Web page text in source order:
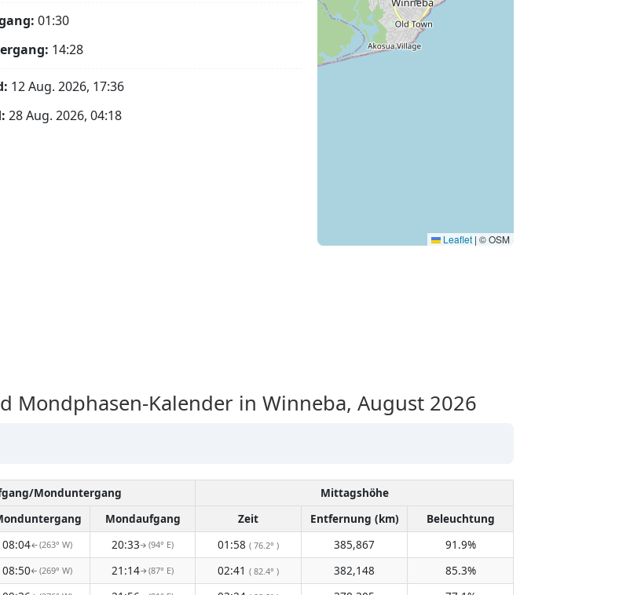
01:30
14:28
12 Aug. 2026, 17:36
28 Aug. 2026, 04:18
Leaflet | © OSM
Kalender in Winneba, August 2026
Monduntergang
Mittagshöhe
Mondaufgang Zeit Entfernung (km)
Beleuchtung
08:04↑(263° W) 20:33↑(94° E) 01:58 ( 76.2° ) 385,867
91.9%
08:50↑(269° W) 21:14↑(87° E) 02:41 ( 82.4° ) 382,148
85.3%